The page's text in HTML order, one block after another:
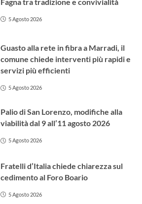
5 Agosto 2026
Guasto alla rete in fibra a Marradi, il
comune chiede interventi più rapidi e
servizi più efficienti
5 Agosto 2026
Palio di San Lorenzo, modifiche alla
viabilità dal 9 all’11 agosto 2026
5 Agosto 2026
Fratelli d’Italia chiede chiarezza sul
cedimento al Foro Boario
5 Agosto 2026